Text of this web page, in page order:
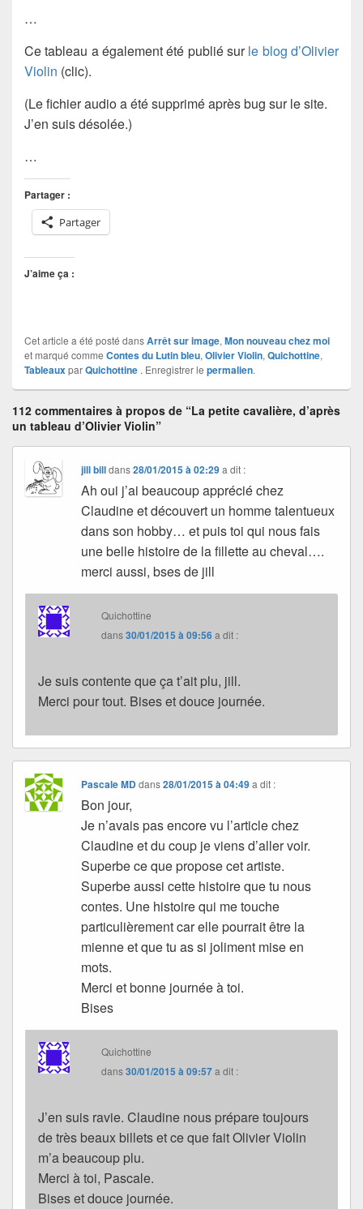
…
Ce tableau a également été publié surle blog d’Olivier
Violin (clic).
(Le fichier audio a été supprimé après bug sur le site.
J’en suis désolée.)
…
Partager :
Partager
J’aime ça :
Cet article a été posté dansArrêt sur image, Mon nouveau chez moi
et marqué comme Contes du Lutin bleu, Olivier Violin, Quichottine,
TableauxparQuichottine . Enregistrer le permalien.
112 commentaires à propos de “La petite cavalière, d’après
un tableau d’Olivier Violin”
jill billdans28/01/2015 à 02:29 a dit :
Ah oui j’ai beaucoup apprécié chez
Claudine et découvert un homme talentueux
dans son hobby… et puis toi qui nous fais
une belle histoire de la fillette au cheval….
merci aussi, bses de jill
Quichottine
dans30/01/2015 à 09:56a dit :
Je suis contente que ça t’ait plu, jill.
Merci pour tout. Bises et douce journée.
Pascale MDdans28/01/2015 à 04:49 a dit :
Bon jour,
Je n’avais pas encore vu l’article chez
Claudine et du coup je viens d’aller voir.
Superbe ce que propose cet artiste.
Superbe aussi cette histoire que tu nous
contes. Une histoire qui me touche
particulièrement car elle pourrait être la
mienne et que tu as si joliment mise en
mots.
Merci et bonne journée à toi.
Bises
Quichottine
dans30/01/2015 à 09:57a dit :
J’en suis ravie. Claudine nous prépare toujours
de très beaux billets et ce que fait Olivier Violin
m’a beaucoup plu.
Merci à toi, Pascale.
Bises et douce journée.